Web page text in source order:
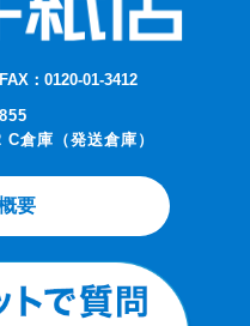
FAX：0120-01-3412
倉庫（発送倉庫）
要